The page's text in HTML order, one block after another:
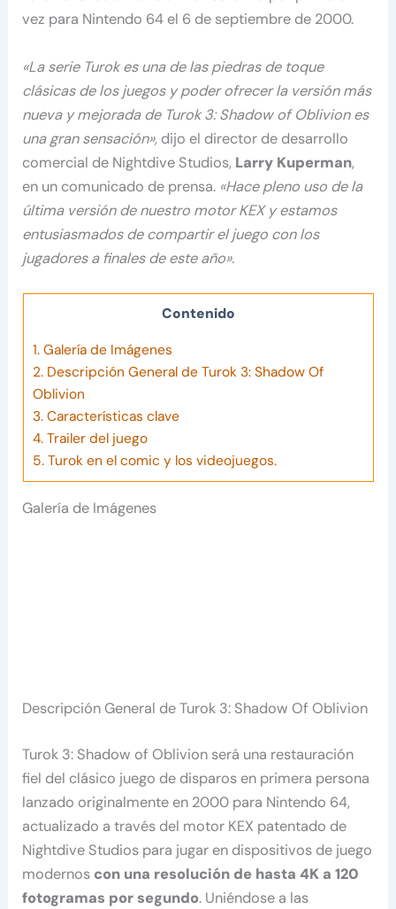
vez para Nintendo 64 el 6 de septiembre de 2000.
«La serie Turok es una de las piedras de toque
clásicas de los juegos y poder ofrecer la versión más
nueva y mejorada de Turok 3: Shadow of Oblivion es
una gran sensación», dijo el director de desarrollo
comercial de Nightdive Studios, Larry Kuperman,
en un comunicado de prensa. «Hace pleno uso de la
última versión de nuestro motor KEX y estamos
entusiasmados de compartir el juego con los
jugadores a finales de este año».
Contenido
1.Galería de Imágenes
2.Descripción General de Turok 3: Shadow Of
Oblivion
3.Características clave
4.Trailer del juego
5.Turok en el comic y los videojuegos.
Galería de Imágenes
Descripción General de Turok 3: Shadow Of Oblivion
Turok 3: Shadow of Oblivion será una restauración
fiel del clásico juego de disparos en primera persona
lanzado originalmente en 2000 para Nintendo 64,
actualizado a través del motor KEX patentado de
Nightdive Studios para jugar en dispositivos de juego
modernos con una resolución de hasta 4K a 120
fotogramas por segundo. Uniéndose a las